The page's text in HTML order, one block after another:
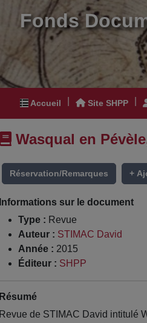
Fonds
Accueil Site SHPP
Wasqual en
Réservation/Remarques +
Informations sur le document
Type : Revue
Auteur : STIMAC David
Année : 2015
Éditeur : SHPP
Résumé
Revue de STIMAC David intitulé